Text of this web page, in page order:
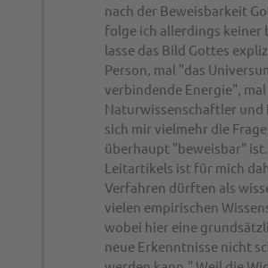
nach der Beweisbarkeit
folge ich allerdings
lasse das Bild Gottes
Person, mal "das
verbindende Energie",
Naturwissenschaftler
sich mir vielmehr die
überhaupt "beweisbar"
Leitartikels ist für mich
Verfahren dürften als
vielen empirischen
wobei hier eine
neue Erkenntnisse nicht